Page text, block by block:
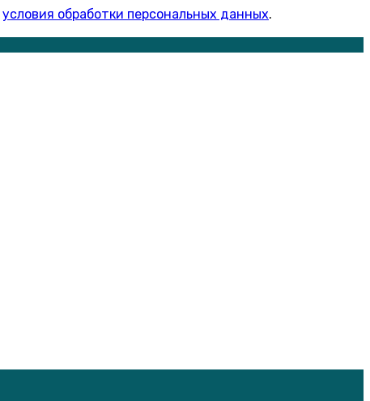
условия обработки персональных данных.